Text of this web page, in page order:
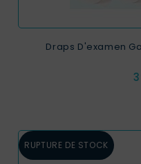
Draps D'examen
RUPTURE DE STOCK